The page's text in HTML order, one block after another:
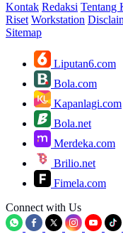
Kontak Redaksi Tentang
Riset Workstation
Sitemap
Liputan6.com
Bola.com
Kapanlagi.com
Bola.net
Merdeka.com
Brilio.net
Fimela.com
Connect with Us